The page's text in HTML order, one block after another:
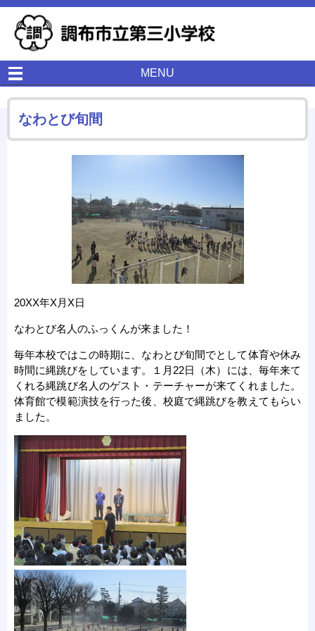
MENU
なわとび旬間
20XX年X月X日
なわとび名人のふっくんが来ました！
毎年本校ではこの時期に、なわとび旬間でとして体育や休み
時間に縄跳びをしています。１月22日（木）には、毎年来て
くれる縄跳び名人のゲスト・テーチャーが来てくれました。
体育館で模範演技を行った後、校庭で縄跳びを教えてもらい
ました。